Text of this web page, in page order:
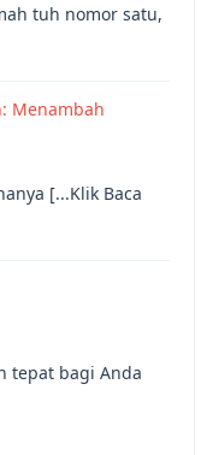
tuh nomor satu,
Menambah
[...Klik Baca
tepat bagi Anda